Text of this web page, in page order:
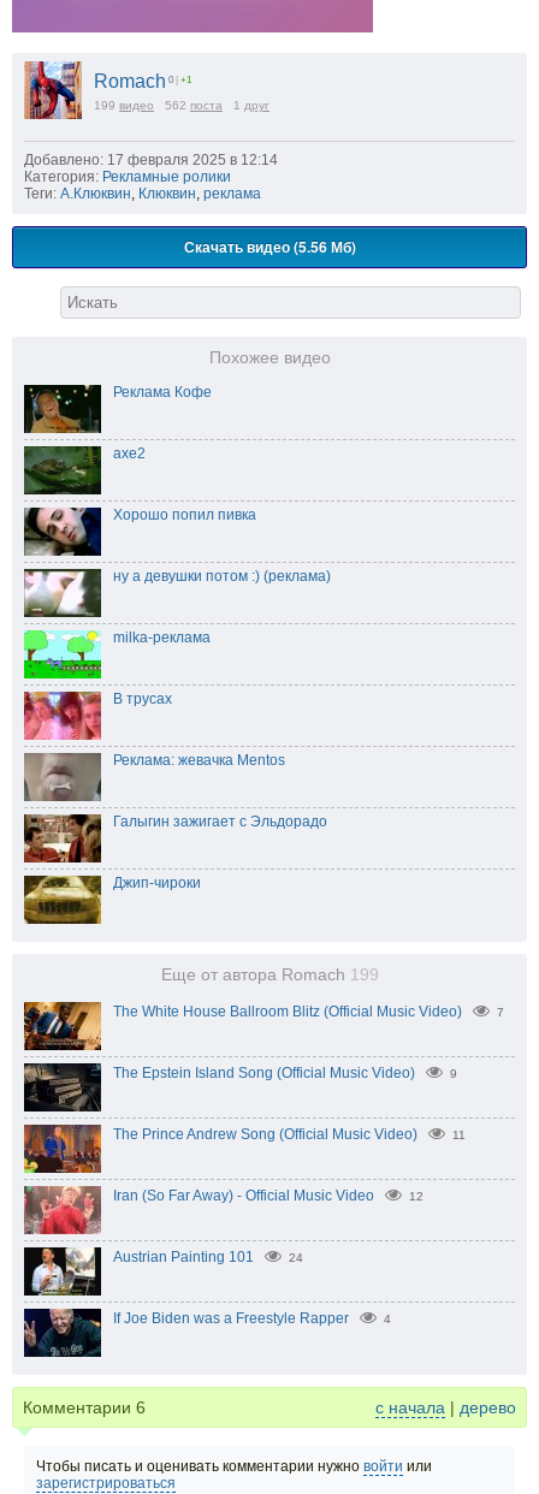
Romach 0 +1
199 видео 562 поста 1 друг
Добавлено: 17 февраля 2025 в 12:14
Категория: Рекламные ролики
Теги: А.Клюквин, Клюквин, реклама
Скачать видео (5.56 Мб)
Похожее видео
Реклама Кофе
axe2
Хорошо попил пивка
ну а девушки потом :) (реклама)
milka-реклама
В трусах
Реклама: жевачка Mentos
Галыгин зажигает с Эльдорадо
Джип-чироки
Еще от автора Romach 199
The White House Ballroom Blitz (Official Music Video) 7
The Epstein Island Song (Official Music Video) 9
The Prince Andrew Song (Official Music Video) 11
Iran (So Far Away) - Official Music Video 12
Austrian Painting 101 24
If Joe Biden was a Freestyle Rapper 4
Комментарии 6 с начала | дерево
Чтобы писать и оценивать комментарии нужно войти или
зарегистрироваться